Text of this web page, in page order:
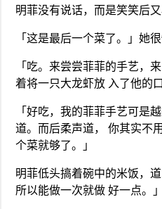
明菲没有说话，而是笑笑后又
「这是最后一个菜了。」她
「吃。来尝尝菲菲的手艺，
着将一只大龙虾放 入了他的口
「好吃，我的菲菲手艺可是
道。而后柔声道， 你其实不
个菜就够了。」
明菲低头搞着碗中的米饭，
所以能做一次就做 好一点。」